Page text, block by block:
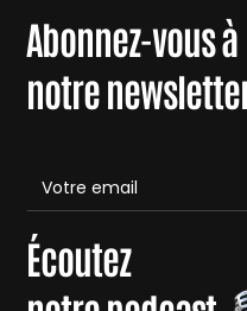
Abonnez-vous à
notre
Écoutez